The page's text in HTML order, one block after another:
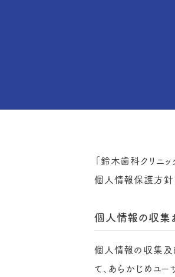
「鈴木歯科クリニ
個人情報保護方針
個人情報の収集
個人情報の収集及
て、あらかじめユ